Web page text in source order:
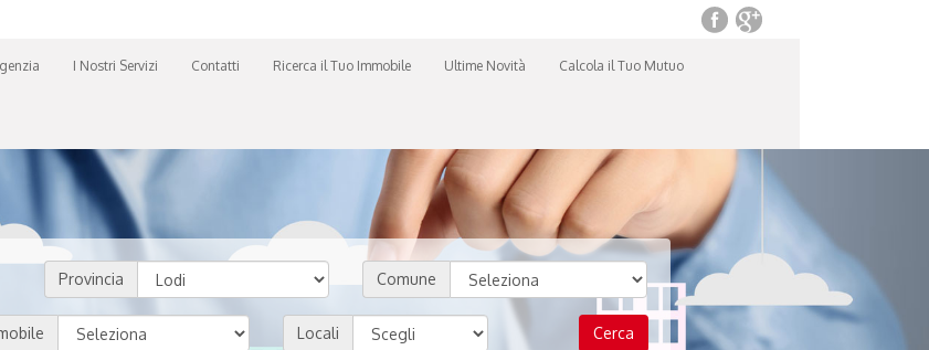
I Nostri Servizi Contatti Ricerca il Tuo Immobile Ultime Novità Calcola il Tuo Mutuo
Provincia Comune
Locali